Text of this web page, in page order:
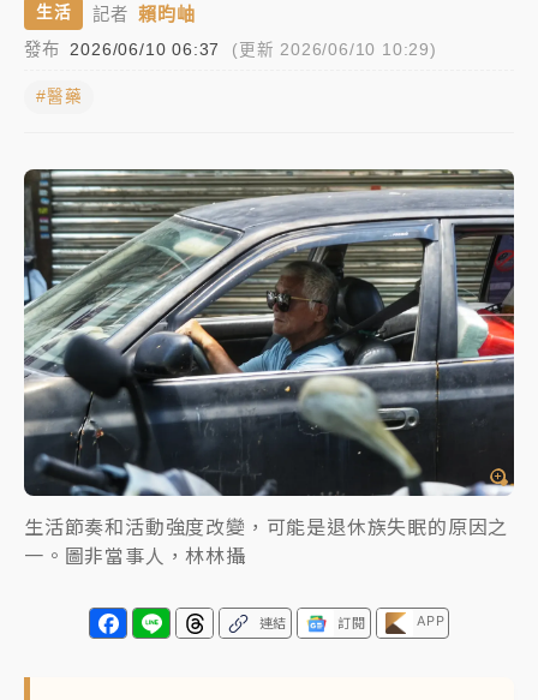
父親節泡湯了！中颱白海豚雨彈轟3天 「紅到發紫」降
雨熱區曝
暑假過三周才推「E宿新北打卡趣」！抽獎程序複雜 觀
旅局回應了
中信慈善基金會想增加董事人數！辜仲諒向法院聲請遭
駁 理由曝光
故宮《龍藏經》特展第2檔！今線上預約開賣一度塞車
周六起展出延長至晚上7時
台東農業處長涉圖利渡假村！東檢抗告成功 今重開羈
押庭
父親節泡湯了！中颱白海豚雨彈轟3天 「紅到發紫」降
雨熱區曝
生活 記者 賴昀岫
發布 2026/06/10 06:37 (更新 2026/06/10 10:29)
#醫藥
生活節奏和活動強度改變，可能是退休族失眠的原因之
一。圖非當事人，林林攝
連結 訂閱 APP